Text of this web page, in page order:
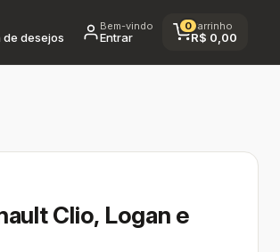
de desejos
Bem-vindo
Entrar
0Carrinho
R$ 0,00
Clio, Logan e